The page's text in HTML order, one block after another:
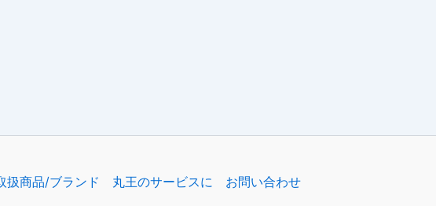
扱商品/ブランド 丸王のサービスに お問い合わせ